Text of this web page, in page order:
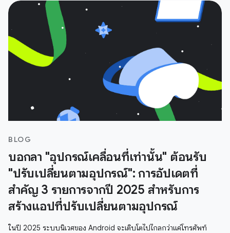
BLOG
บอกลา "อุปกรณ์เคลื่อนที่เท่านั้น" ต้อนรับ
"ปรับเปลี่ยนตามอุปกรณ์": การอัปเดตที่
สำคัญ 3 รายการจากปี 2025 สำหรับการ
สร้างแอปที่ปรับเปลี่ยนตามอุปกรณ์
ในปี 2025 ระบบนิเวศของ Android จะเติบโตไปไกลกว่าแค่โทรศัพท์